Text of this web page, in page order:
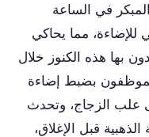
في الساعة
للإضاءة، مما يحاكي
بها هذه الكنوز خلال
بضبط إضاءة
علب الزجاج، وتحدث
قبل الإغلاق،